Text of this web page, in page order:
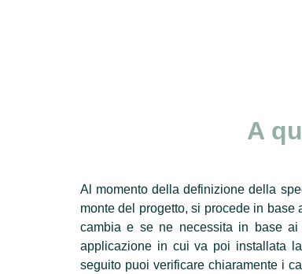
A
Al momento della definizione della
monte del progetto, si procede in
cambia e se ne necessita in base
applicazione in cui va poi installata
seguito puoi verificare chiaramente i